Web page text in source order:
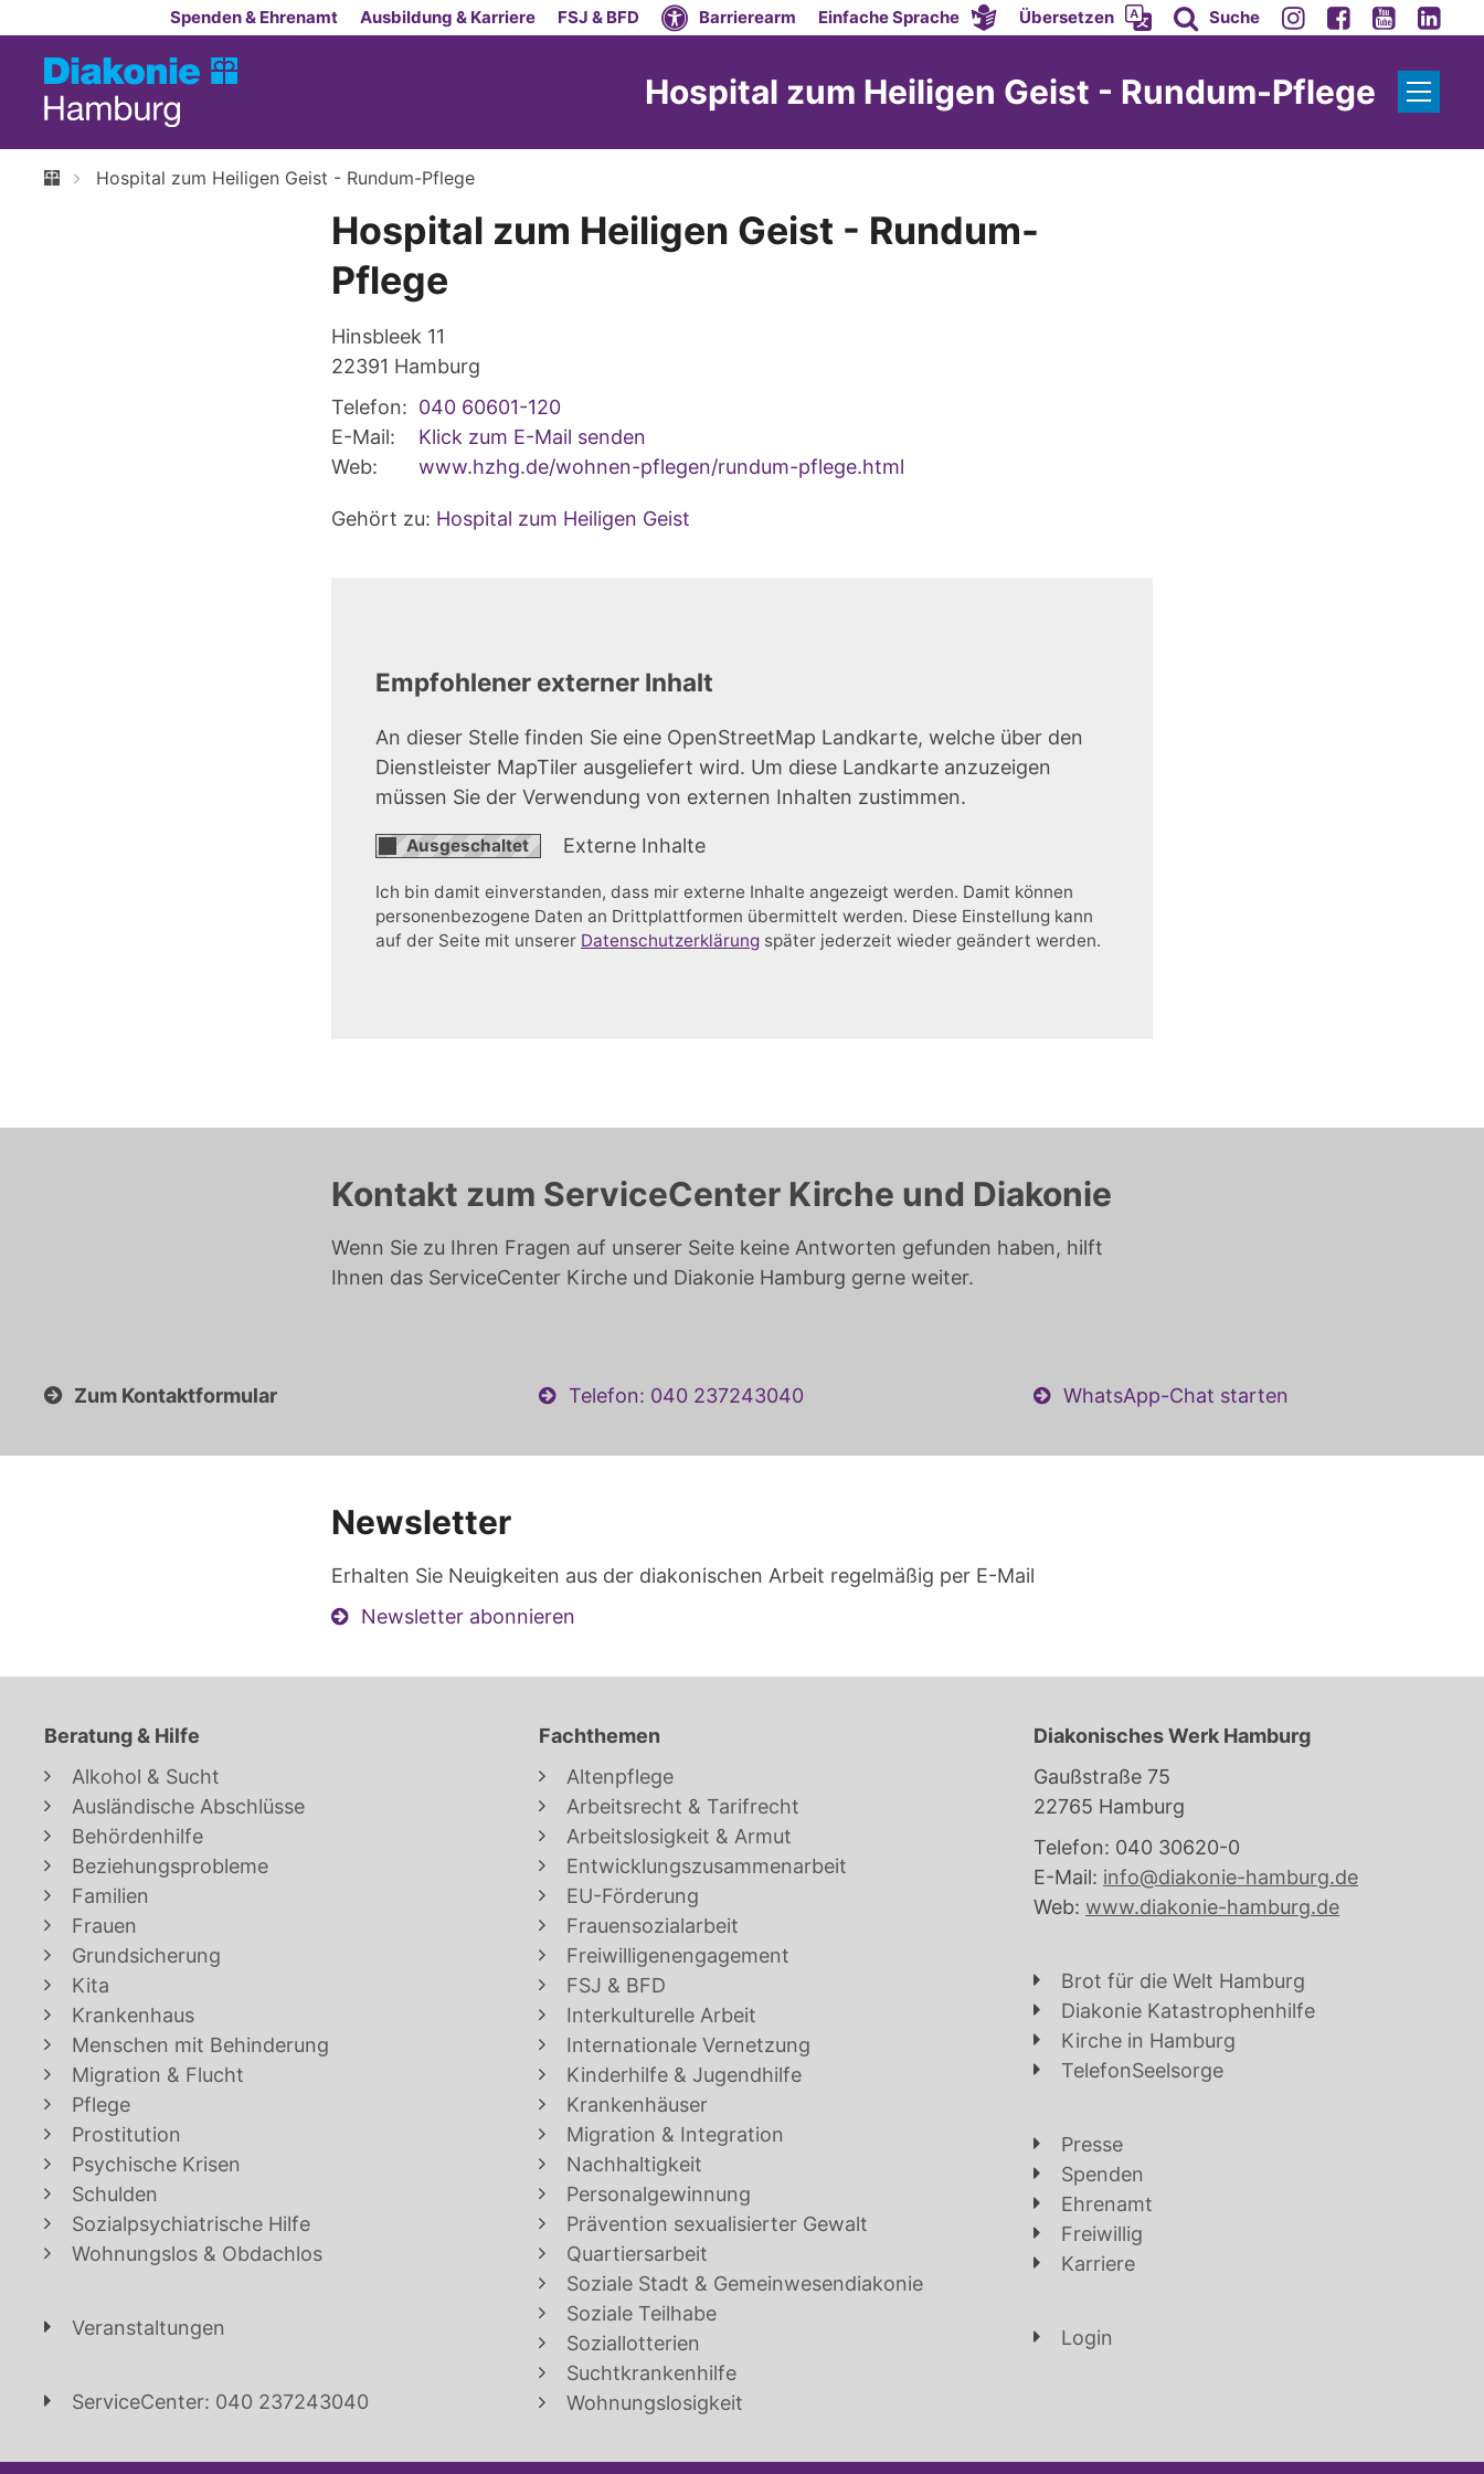
Zum Inhalt springenSpenden & Ehrenamt Ausbildung & Karriere FSJ & BFD Barrierearm Einfache Sprache Übersetzen Suche
Hospital zum Heiligen Geist - Rundum-Pflege
Hospital zum Heiligen Geist - Rundum-Pflege
Hospital zum Heiligen Geist - Rundum-
Pflege
Hinsbleek 11
22391 Hamburg
Telefon: 040 60601-120
E-Mail:
Klick zum E-Mail senden
Web:
www.hzhg.de/wohnen-pflegen/rundum-pflege.html
Gehört zu: Hospital zum Heiligen Geist
Empfohlener externer Inhalt
An dieser Stelle finden Sie eine OpenStreetMap Landkarte, welche über den
Dienstleister MapTiler ausgeliefert wird. Um diese Landkarte anzuzeigen
müssen Sie der Verwendung von externen Inhalten zustimmen.
Externe Inhalte
Ich bin damit einverstanden, dass mir externe Inhalte angezeigt werden. Damit können
personenbezogene Daten an Drittplattformen übermittelt werden. Diese Einstellung kann
auf der Seite mit unserer Datenschutzerklärung später jederzeit wieder geändert werden.
Kontakt zum ServiceCenter Kirche und Diakonie
Wenn Sie zu Ihren Fragen auf unserer Seite keine Antworten gefunden haben, hilft
Ihnen das ServiceCenter Kirche und Diakonie Hamburg gerne weiter.
Zum Kontaktformular Telefon: 040 237243040 WhatsApp-Chat starten
Newsletter
Erhalten Sie Neuigkeiten aus der diakonischen Arbeit regelmäßig per E-Mail
Newsletter abonnieren
Beratung & Hilfe
Alkohol & Sucht
Ausländische Abschlüsse
Behördenhilfe
Beziehungsprobleme
Familien
Frauen
Grundsicherung
Kita
Krankenhaus
Menschen mit Behinderung
Migration & Flucht
Pflege
Prostitution
Psychische Krisen
Schulden
Sozialpsychiatrische Hilfe
Wohnungslos & Obdachlos
Veranstaltungen
ServiceCenter: 040 237243040
Fachthemen
Altenpflege
Arbeitsrecht & Tarifrecht
Arbeitslosigkeit & Armut
Entwicklungszusammenarbeit
EU-Förderung
Frauensozialarbeit
Freiwilligenengagement
FSJ & BFD
Interkulturelle Arbeit
Internationale Vernetzung
Kinderhilfe & Jugendhilfe
Krankenhäuser
Migration & Integration
Nachhaltigkeit
Personalgewinnung
Prävention sexualisierter Gewalt
Quartiersarbeit
Soziale Stadt & Gemeinwesendiakonie
Soziale Teilhabe
Soziallotterien
Suchtkrankenhilfe
Wohnungslosigkeit
Diakonisches Werk Hamburg
Gaußstraße 75
22765 Hamburg
Telefon: 040 30620-0
E-Mail: info@diakonie-hamburg.de
Web: www.diakonie-hamburg.de
Brot für die Welt Hamburg
Diakonie Katastrophenhilfe
Kirche in Hamburg
TelefonSeelsorge
Presse
Spenden
Ehrenamt
Freiwillig
Karriere
Login